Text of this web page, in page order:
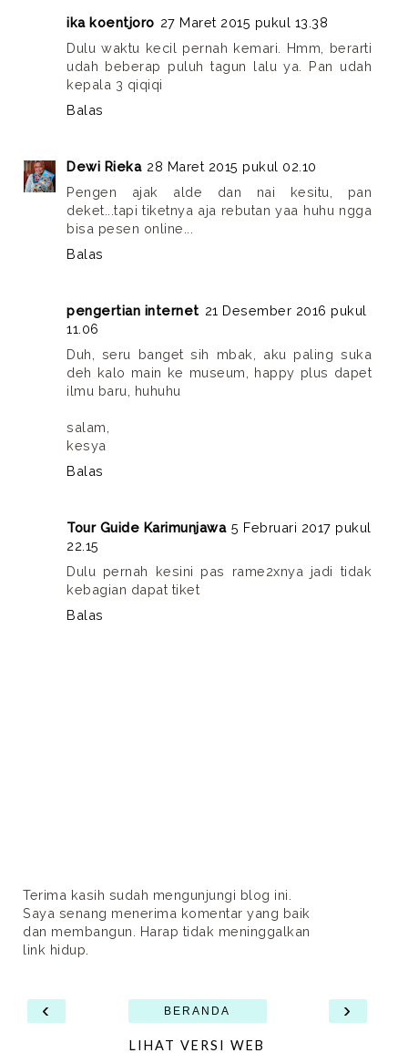
ika koentjoro 27 Maret 2015 pukul 13.38
Dulu waktu kecil pernah kemari. Hmm, berarti
udah beberap puluh tagun lalu ya. Pan udah
kepala 3 qiqiqi
Balas
Dewi Rieka 28 Maret 2015 pukul 02.10
Pengen ajak alde dan nai kesitu, pan
deket...tapi tiketnya aja rebutan yaa huhu ngga
bisa pesen online...
Balas
pengertian internet 21 Desember 2016 pukul
11.06
Duh, seru banget sih mbak, aku paling suka
deh kalo main ke museum, happy plus dapet
ilmu baru, huhuhu
salam,
kesya
Balas
Tour Guide Karimunjawa 5 Februari 2017 pukul
22.15
Dulu pernah kesini pas rame2xnya jadi tidak
kebagian dapat tiket
Balas
Terima kasih sudah mengunjungi blog ini.
Saya senang menerima komentar yang baik
dan membangun. Harap tidak meninggalkan
link hidup.
‹ ›
BERANDA
LIHAT VERSI WEB